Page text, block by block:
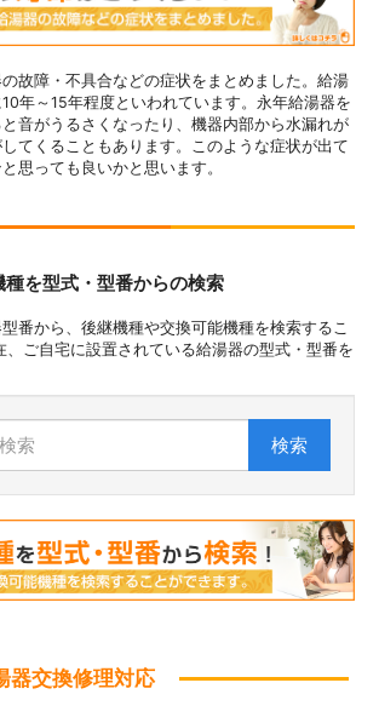
故障・不具合などの症状をまとめました。給湯
年～15年程度といわれています。永年給湯器を
音がうるさくなったり、機器内部から水漏れが
てくることもあります。このような症状が出て
思っても良いかと思います。
種を型式・型番からの検索
番から、後継機種や交換可能機種を検索するこ
、ご自宅に設置されている給湯器の型式・型番を
検索
器交換修理対応